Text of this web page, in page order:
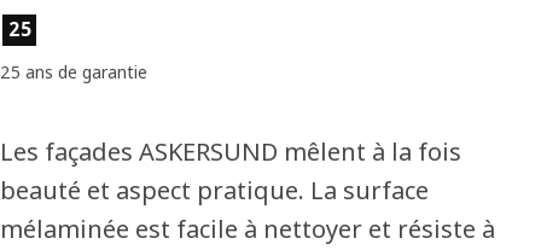
Caractéristiques du produit
25
25 ans de garantie
Les façades ASKERSUND mêlent à la fois
beauté et aspect pratique. La surface
mélaminée est facile à nettoyer et résiste à